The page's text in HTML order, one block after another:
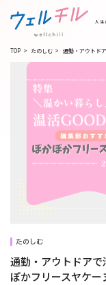
人生
TOP > たのしむ > 通勤・アウトド
たのしむ
通勤・アウトドア
ぽかフリースヤケー